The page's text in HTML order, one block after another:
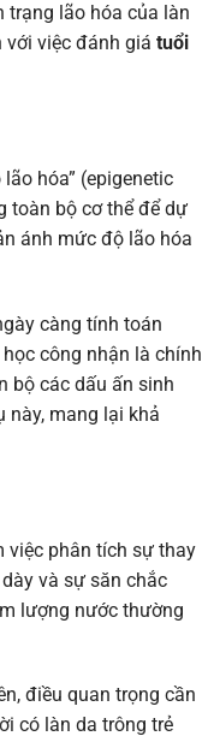
trạng lão hóa của làn
với việc đánh giá tuổi
hóa” (epigenetic
toàn bộ cơ thể để dự
ánh mức độ lão hóa
càng tính toán
công nhận là chính
bộ các dấu ấn sinh
này, mang lại khả
việc phân tích sự thay
và sự săn chắc
lượng nước thường
điều quan trọng cần
có làn da trông trẻ